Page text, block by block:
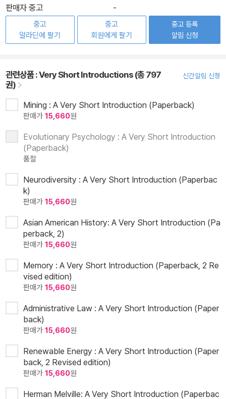
판매자 중고
-
중고
알라딘에 팔기
중고
회원에게 팔기
중고 등록
알림 신청
관련상품 :Very Short Introductions (총 797
권)
신간알림 신청
Mining : A Very Short Introduction (Paperback)
판매가 15,660원
Evolutionary Psychology : A Very Short Introduction
(Paperback)
품절
Neurodiversity : A Very Short Introduction (Paperbac
k)
판매가 15,660원
Asian American History: A Very Short Introduction (Pa
perback, 2)
판매가 15,660원
Memory : A Very Short Introduction (Paperback, 2 Re
vised edition)
판매가 15,660원
Administrative Law : A Very Short Introduction (Paper
back)
판매가 15,660원
Renewable Energy : A Very Short Introduction (Paper
back, 2 Revised edition)
판매가 15,660원
Herman Melville: A Very Short Introduction (Paperbac